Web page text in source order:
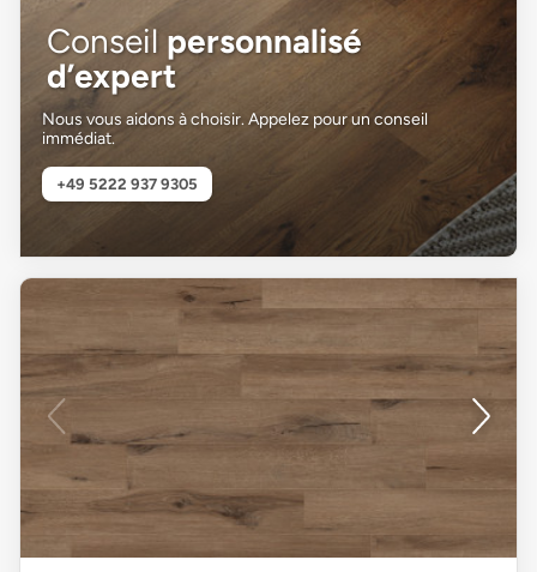
Conseil personnalisé
d’expert
Nous vous aidons à choisir. Appelez pour un conseil
immédiat.
+49 5222 937 9305